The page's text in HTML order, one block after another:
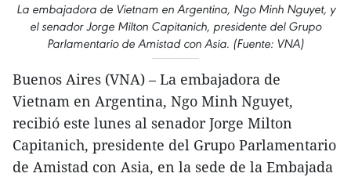
La embajadora de Vietnam en Argentina, Ngo Minh Nguyet, y
el senador Jorge Milton Capitanich, presidente del Grupo
Parlamentario de Amistad con Asia. (Fuente: VNA)
Buenos Aires (VNA) – La embajadora de
Vietnam en Argentina, Ngo Minh Nguyet,
recibió este lunes al senador Jorge Milton
Capitanich, presidente del Grupo Parlamentario
de Amistad con Asia, en la sede de la Embajada